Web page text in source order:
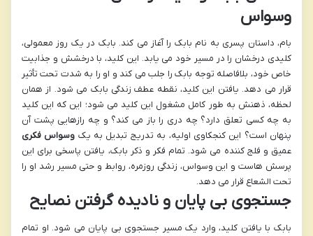
وسواس
بام، داستان پسری به نام بابک را آغاز می کند. بابک در یک روز معمولی،
کلیدی درخشان را در مسیر خود می یابد. این کلید، با درخشش و جذابیت
خاص خود، بلافاصله توجه بابک را جلب می کند و او را به شدت تحت تأثیر
قرار می دهد. یافتن این کلید، نقطه عطف زندگی بابک می شود. از همان
لحظه، ذهنش به طور کامل مشغول این کلید می شود؛ این که این کلید
به چه کسی تعلق دارد؟ چه دری را باز می کند؟ و چه رازهایی پشت آن
پنهان است؟ این کنجکاوی اولیه، به تدریج تبدیل به یک وسواس فکری
عمیق و فلج کننده می شود. تمام فکر و ذکر بابک، یافتن پاسخی برای این
پرسش هاست و این وسواس، زندگی روزمره، روابط و حتی مسیر رشد او را
تحت الشعاع قرار می دهد.
جستجوی بی پایان و نادیده گرفتن نصایح
بابک با یافتن کلید، وارد یک مسیر جستجوی بی پایان می شود. او تمام